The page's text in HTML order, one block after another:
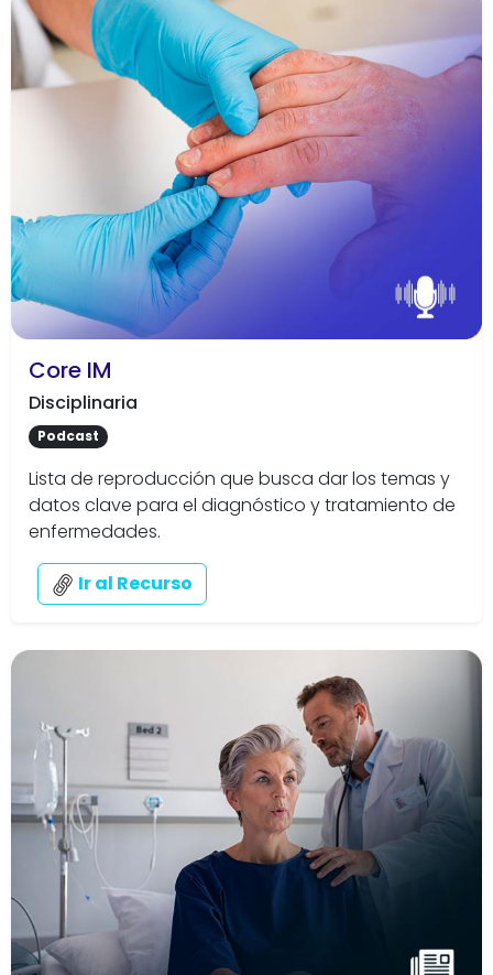
Core IM
Disciplinaria
Podcast
Lista de reproducción que busca dar los temas y
datos clave para el diagnóstico y tratamiento de
enfermedades.
Ir al Recurso